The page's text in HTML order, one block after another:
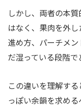
しかし、両者の本
はなく、果肉を外
進め方、パーチメ
だ湿っている段階で
この違いを理解す
っぽい余韻を求め